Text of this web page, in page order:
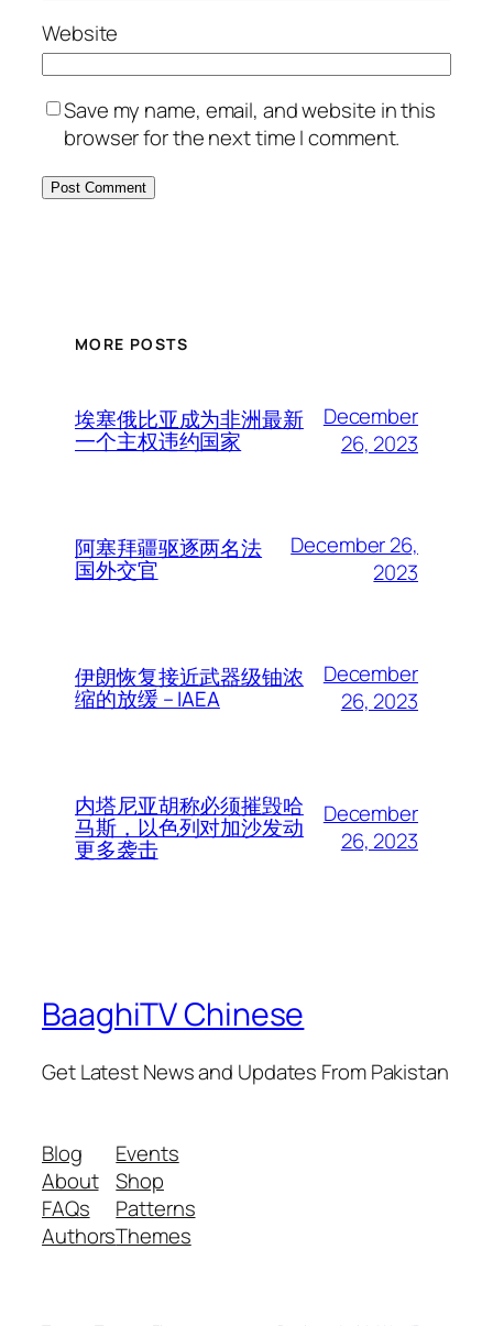
Website
Save my name, email, and website in this
browser for the next time I comment.
MORE POSTS
埃塞俄比亚成为非洲最新
一个主权违约国家
December
26, 2023
阿塞拜疆驱逐两名法
国外交官
December 26,
2023
伊朗恢复接近武器级铀浓
缩的放缓 – IAEA
December
26, 2023
内塔尼亚胡称必须摧毁哈
马斯，以色列对加沙发动
更多袭击
December
26, 2023
BaaghiTV Chinese
Get Latest News and Updates From Pakistan
Blog
About
FAQs
Authors
Events
Shop
Patterns
Themes